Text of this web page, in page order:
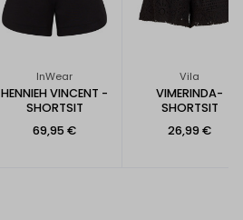
InWear
HENNIEH VINCENT -
SHORTSIT
69,95 €
Vila
VIMERINDA-
SHORTSIT
26,99 €